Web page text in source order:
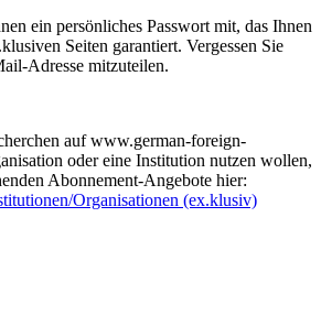
ein persönliches Passwort mit, das Ihnen
Seiten garantiert. Vergessen Sie
Adresse mitzuteilen.
auf www.german-foreign-
oder eine Institution nutzen wollen,
Abonnement-Angebote hier:
Organisationen (ex.klusiv)